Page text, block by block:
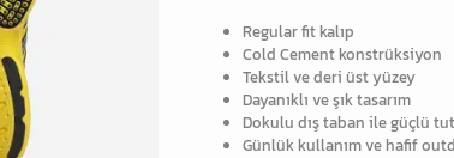
Regular fit kalıp
Cold Cement konstrüksiyon
Tekstil ve deri üst yüzey
Dayanıklı ve şık tasarım
Dokulu dış taban ile güçlü
Günlük kullanım ve hafif